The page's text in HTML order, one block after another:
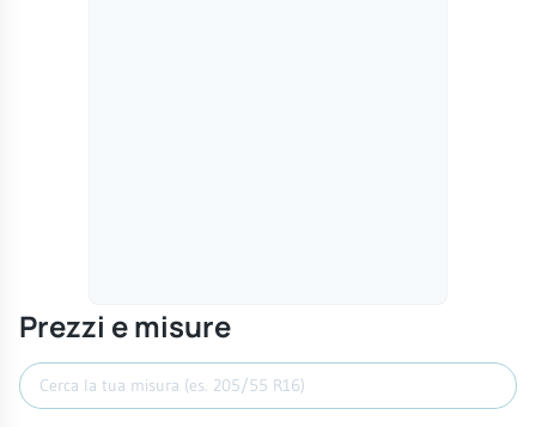
Prezzi e misure
Cerca misura